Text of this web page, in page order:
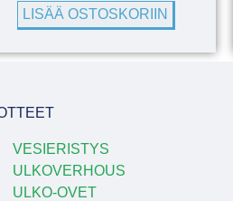
LISÄÄ OSTOSKORIIN
VESIERISTYS
ULKOVERHOUS
ULKO-OVET